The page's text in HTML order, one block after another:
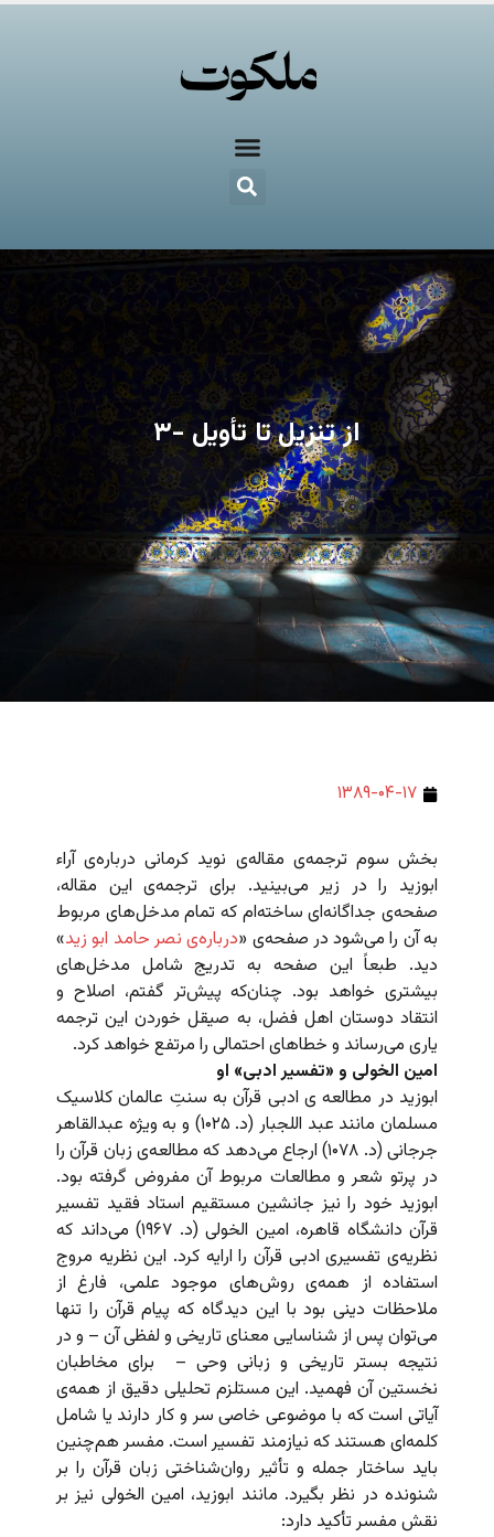
از تنزیل تا تأویل -۳
۱۳۸۹-۰۴-۱۷
بخش سوم ترجمه‌ی مقاله‌ی نوید کرمانی درباره‌ی آراء
ابوزید را در زیر می‌بینید. برای ترجمه‌ی این مقاله،
صفحه‌ی جداگانه‌ای ساخته‌ام که تمام مدخل‌های مربوط
به آن را می‌شود در صفحه‌ی «درباره‌ی نصر حامد ابو زید»
دید. طبعاً این صفحه به تدریج شامل مدخل‌های
بیشتری خواهد بود. چنان‌که پیش‌تر گفتم، اصلاح و
انتقاد دوستان اهل فضل، به صیقل خوردن این ترجمه
یاری می‌رساند و خطاهای احتمالی را مرتفع خواهد کرد.
امین الخولی و «تفسیر ادبی» او
ابوزید در مطالعه ی ادبی قرآن به سنتِ عالمان کلاسیک
مسلمان مانند عبد اللجبار (د. ۱۰۲۵) و به ویژه عبدالقاهر
جرجانی (د. ۱۰۷۸) ارجاع می‌‌دهد که مطالعه‌ی زبان قرآن را
در پرتو شعر و مطالعات مربوط آن مفروض گرفته بود.
ابوزید خود را نیز جانشین مستقیم استاد فقید تفسیر
قرآن دانشگاه قاهره، امین الخولی (د. ۱۹۶۷) می‌داند که
نظریه‌ی تفسیری ادبی قرآن را ارایه کرد. این نظریه مروج
استفاده از همه‌ی روش‌های موجود علمی، فارغ از
ملاحظات دینی بود با این دیدگاه که پیام قرآن را تنها
می‌توان پس از شناسایی معنای تاریخی و لفظی آن – و در
نتیجه بستر تاریخی و زبانی وحی – برای مخاطبان
نخستین آن فهمید. این مستلزم تحلیلی دقیق از همه‌ی
آیاتی است که با موضوعی خاصی سر و کار دارند یا شامل
کلمه‌ای هستند که نیازمند تفسیر است. مفسر هم‌چنین
باید ساختار جمله و تأثیر روان‌شناختی زبان قرآن را بر
شنونده در نظر بگیرد. مانند ابوزید، امین الخولی نیز بر
نقش مفسر تأکید دارد: